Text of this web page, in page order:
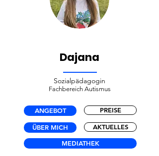
Dajana
Sozialpädagogin
Fachbereich Autismus
ANGEBOT
ÜBER MICH
PREISE
AKTUELLES
MEDIATHEK